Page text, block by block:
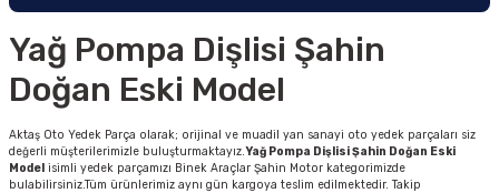
Yağ Pompa Dişlisi Şahin
Doğan Eski Model
Aktaş Oto Yedek Parça olarak; orijinal ve muadil yan sanayi oto yedek parçaları siz
değerli müşterilerimizle buluşturmaktayız.Yağ Pompa Dişlisi Şahin Doğan Eski
Model isimli yedek parçamızı Binek Araçlar Şahin Motor kategorimizde
bulabilirsiniz.Tüm ürünlerimiz aynı gün kargoya teslim edilmektedir. Takip